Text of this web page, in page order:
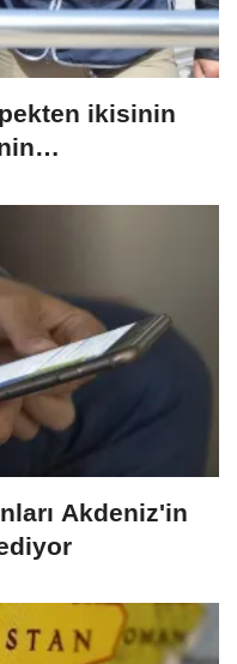
ikisinin
Akdeniz'in